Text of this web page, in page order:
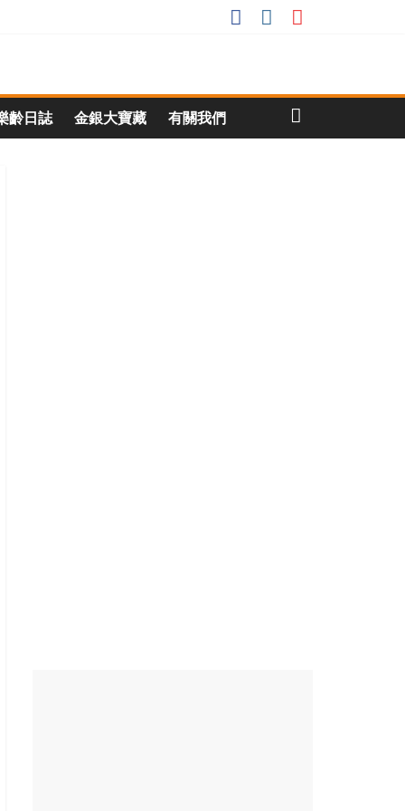
齡日誌 金銀大寶藏 有關我們